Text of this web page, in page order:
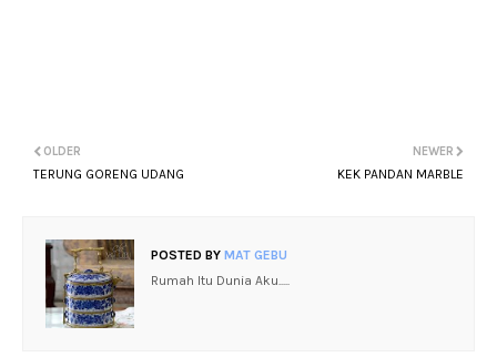
NEWER
KEK PANDAN MARBLE
OLDER
TERUNG GORENG UDANG
POSTED BY MAT GEBU
Rumah Itu Dunia Aku.....